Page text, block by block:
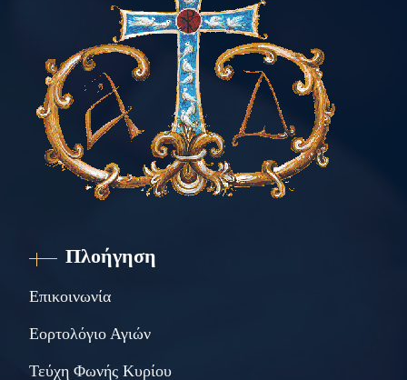
Πλοήγηση
Επικοινωνία
Εορτολόγιο Αγιών
Τεύχη Φωνής Κυρίου